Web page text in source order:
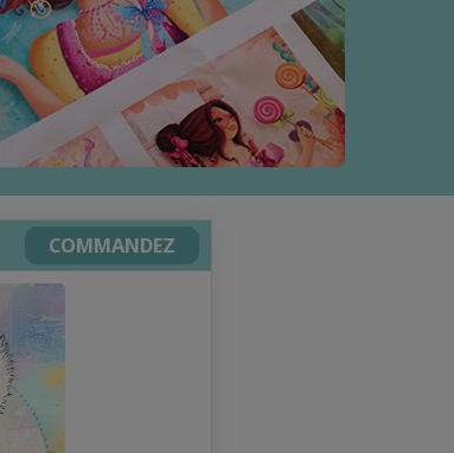
COMMANDEZ